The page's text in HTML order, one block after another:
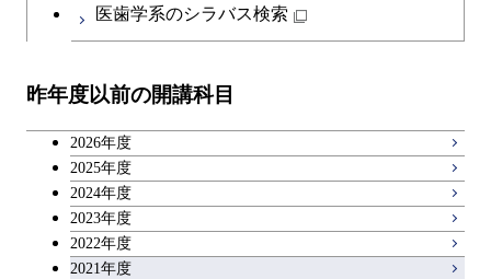
都市・環境学コース
エンジニアリングデザイン
イノベーション科学コース
技術経営専門職学位課程
開閉
技術経営専門職学位課程
専門科目
キャリア科目
医歯学系のシラバス検索
昨年度以前の開講科目
2026年度
2025年度
2024年度
2023年度
2022年度
2021年度